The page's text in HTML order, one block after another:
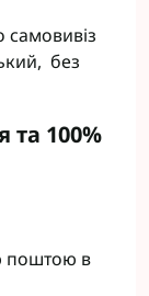
без
та 100%
поштою в